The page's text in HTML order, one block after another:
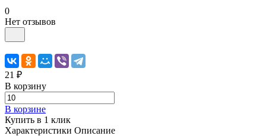
0
Нет отзывов
21 ₽
В корзину
В корзине
Купить в 1 клик
Характеристики Описание